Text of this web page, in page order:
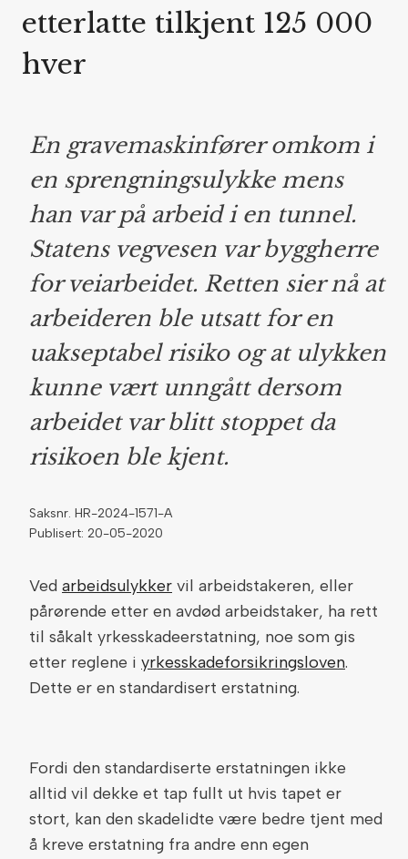
etterlatte tilkjent 125 000
hver
En gravemaskinfører omkom i
en sprengningsulykke mens
han var på arbeid i en tunnel.
Statens vegvesen var byggherre
for veiarbeidet. Retten sier nå at
arbeideren ble utsatt for en
uakseptabel risiko og at ulykken
kunne vært unngått dersom
arbeidet var blitt stoppet da
risikoen ble kjent.
Saksnr. HR-2024-1571-A
Publisert: 20-05-2020
Ved arbeidsulykker vil arbeidstakeren, eller
pårørende etter en avdød arbeidstaker, ha rett
til såkalt yrkesskadeerstatning, noe som gis
etter reglene i yrkesskadeforsikringsloven.
Dette er en standardisert erstatning.
Fordi den standardiserte erstatningen ikke
alltid vil dekke et tap fullt ut hvis tapet er
stort, kan den skadelidte være bedre tjent med
å kreve erstatning fra andre enn egen